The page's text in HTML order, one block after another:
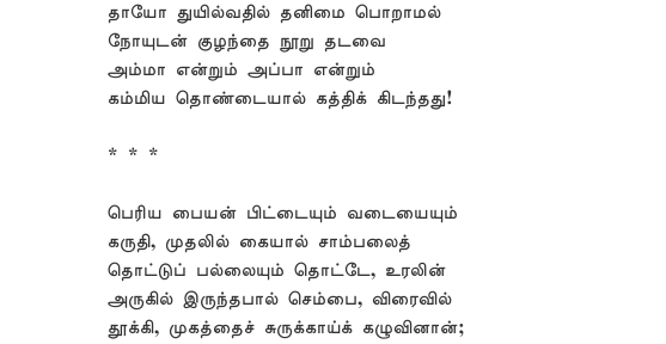
தாயோ துயில்வதில் தனிமை பொறாமல்
நோயுடன் குழந்தை நூறு தடவை
அம்மா என்றும் அப்பா என்றும்
கம்மிய தொண்டையால் கத்திக் கிடந்தது!
* * *
பெரிய பையன் பிட்டையும் வடையையும்
கருதி, முதலில் கையால் சாம்பலைத்
தொட்டுப் பல்லையும் தொட்டே, உரலின்
அருகில் இருந்தபால் செம்பை, விரைவில்
தூக்கி, முகத்தைச் சுருக்காய்க் கழுவினான்;